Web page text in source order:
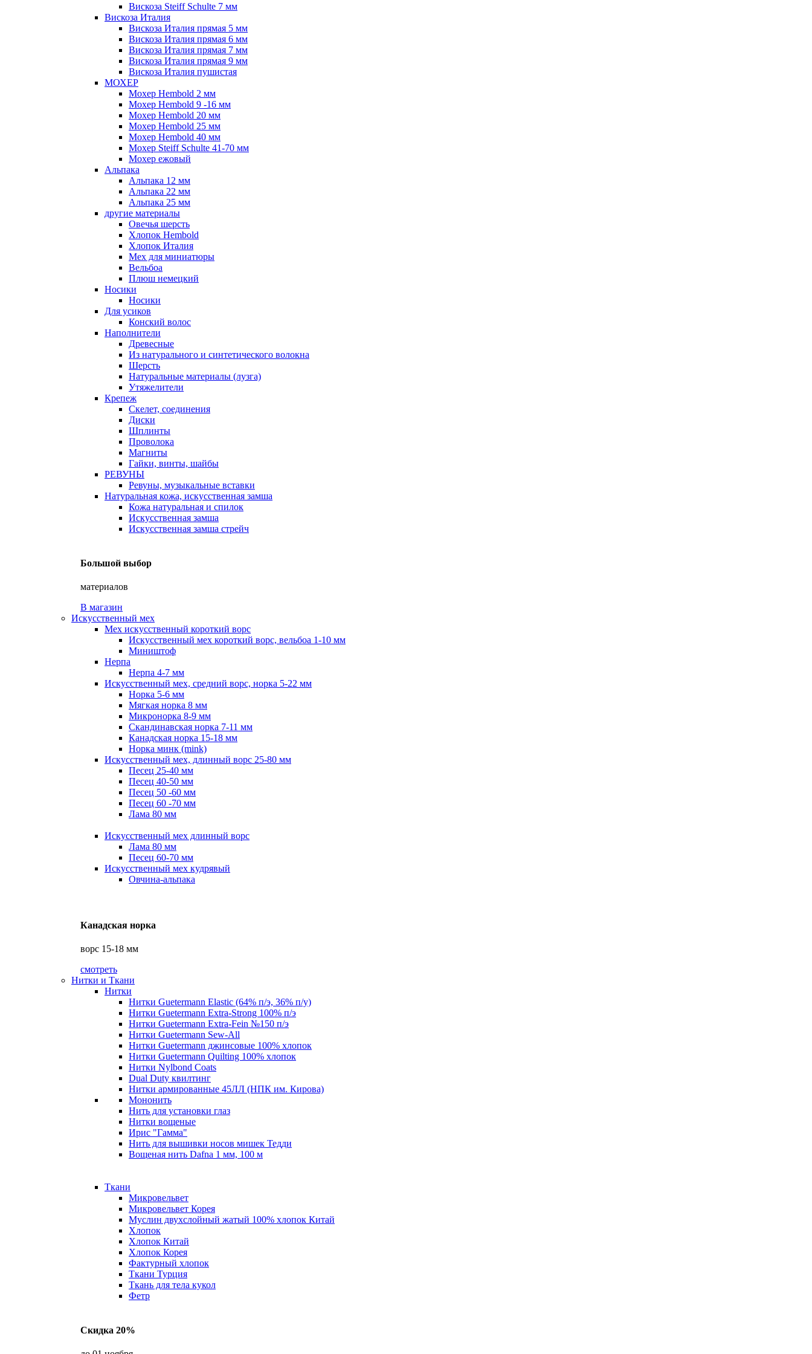
Вискоза Steiff Schulte 7 мм
Вискоза Италия
Вискоза Италия прямая 5 мм
Вискоза Италия прямая 6 мм
Вискоза Италия прямая 7 мм
Вискоза Италия прямая 9 мм
Вискоза Италия пушистая
МОХЕР
Мохер Hembold 2 мм
Мохер Hembold 9 -16 мм
Мохер Hembold 20 мм
Мохер Hembold 25 мм
Мохер Hembold 40 мм
Мохер Steiff Schulte 41-70 мм
Мохер ежовый
Альпака
Альпака 12 мм
Альпака 22 мм
Альпака 25 мм
другие материалы
Овечья шерсть
Хлопок Hembold
Хлопок Италия
Мех для миниатюры
Вельбоа
Плюш немецкий
Носики
Носики
Для усиков
Конский волос
Наполнители
Древесные
Из натурального и синтетического волокна
Шерсть
Натуральные материалы (лузга)
Утяжелители
Крепеж
Скелет, соединения
Диски
Шплинты
Проволока
Магниты
Гайки, винты, шайбы
РЕВУНЫ
Ревуны, музыкальные вставки
Натуральная кожа, искусственная замша
Кожа натуральная и спилок
Искусственная замша
Искусственная замша стрейч
Большой выбор
материалов
В магазин
Искусственный мех
Мех искусственный короткий ворс
Искусственный мех короткий ворс, вельбоа 1-10 мм
Миништоф
Нерпа
Нерпа 4-7 мм
Искусственный мех, средний ворс, норка 5-22 мм
Норка 5-6 мм
Мягкая норка 8 мм
Микронорка 8-9 мм
Скандинавская норка 7-11 мм
Канадская норка 15-18 мм
Норка минк (mink)
Искусственный мех, длинный ворс 25-80 мм
Песец 25-40 мм
Песец 40-50 мм
Песец 50 -60 мм
Песец 60 -70 мм
Лама 80 мм
Искусственный мех длинный ворс
Лама 80 мм
Песец 60-70 мм
Искусственный мех кудрявый
Овчина-альпака
Канадская норка
ворс 15-18 мм
смотреть
Нитки и Ткани
Нитки
Нитки Guetermann Elastic (64% п/э, 36% п/у)
Нитки Guetermann Extra-Strong 100% п/э
Нитки Guetermann Extra-Fein №150 п/э
Нитки Guetermann Sew-All
Нитки Guetermann джинсовые 100% хлопок
Нитки Guetermann Quilting 100% хлопок
Нитки Nylbond Coats
Dual Duty квилтинг
Нитки армированные 45ЛЛ (НПК им. Кирова)
Мононить
Нить для установки глаз
Нитки вощеные
Ирис "Гамма"
Нить для вышивки носов мишек Тедди
Вощеная нить Dafna 1 мм, 100 м
Ткани
Микровельвет
Микровельвет Корея
Муслин двухслойный жатый 100% хлопок Китай
Хлопок
Хлопок Китай
Хлопок Корея
Фактурный хлопок
Ткани Турция
Ткань для тела кукол
Фетр
Скидка 20%